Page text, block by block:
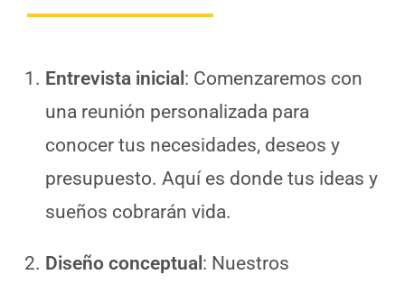
Entrevista inicial : Comenzaremos con
una reunión personalizada para
conocer tus necesidades, deseos y
presupuesto. Aquí es donde tus ideas y
sueños cobrarán vida.
Diseño conceptual : Nuestros